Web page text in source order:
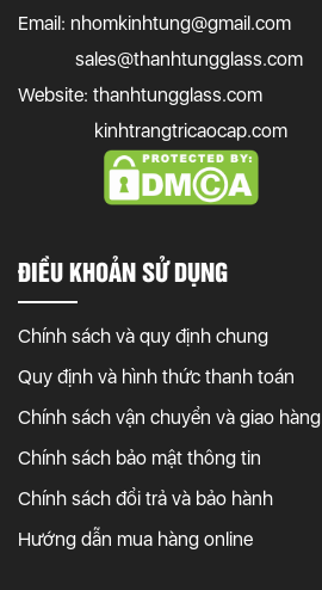
Email: nhomkinhtung@gmail.com
sales@thanhtungglass.com
Website: thanhtungglass.com
kinhtrangtricaocap.com
ĐIỀU KHOẢN SỬ DỤNG
Chính sách và quy định chung
Quy định và hình thức thanh toán
Chính sách vận chuyển và giao hàng
Chính sách bảo mật thông tin
Chính sách đổi trả và bảo hành
Hướng dẫn mua hàng online